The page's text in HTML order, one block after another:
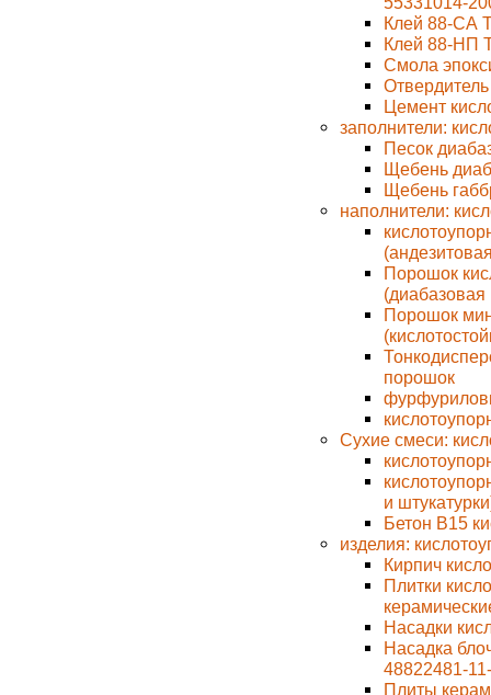
Клей 88-СА
Клей 88-НП
Смола
Цемент
заполнители:
Песок
Щебень
Щебень
наполнители:
Порошок
(диабазовая
Порошок
порошок
Сухие смеси:
и
Бетон В15
изделия:
Кирпич
Плитки
Насадки
Насадка
48822481-
Плиты